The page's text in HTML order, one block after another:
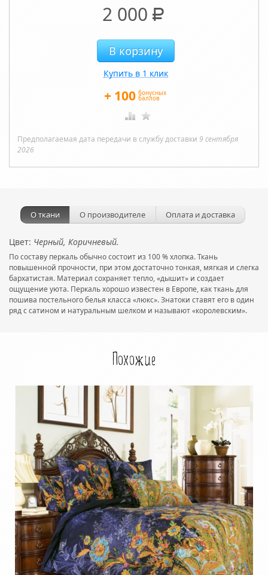
2 000Р
Купить в 1 клик
+ 100 бонусных
баллов
Предполагаемая дата передачи в службу доставки 9 сентября
2026
О ткани О производителе Оплата и доставка
Цвет: Черный, Коричневый.
По составу перкаль обычно состоит из 100 % хлопка. Ткань
повышенной прочности, при этом достаточно тонкая, мягкая и слегка
бархатистая. Материал сохраняет тепло, «дышит» и создает
ощущение уюта. Перкаль хорошо известен в Европе, как ткань для
пошива постельного белья класса «люкс». Знатоки ставят его в один
ряд с сатином и натуральным шелком и называют «королевским».
Похожие